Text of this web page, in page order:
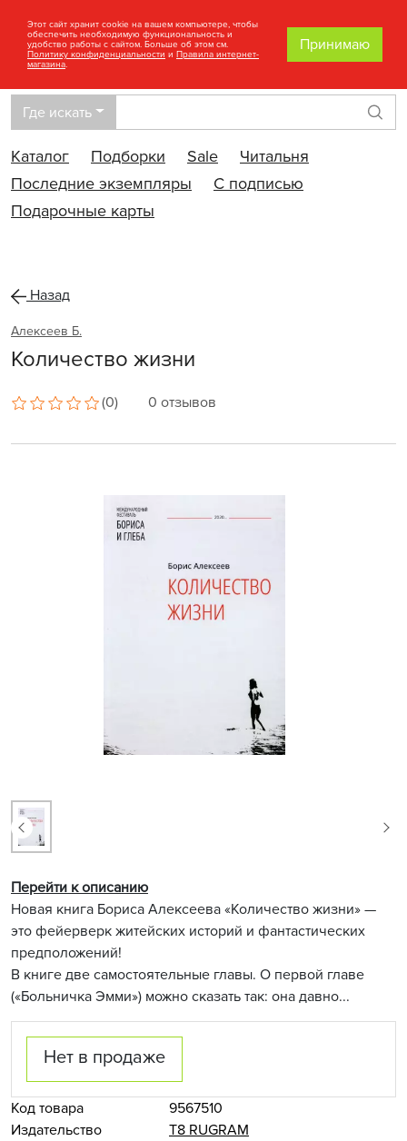
Где искать
Каталог
Подборки Sale
Читальня
Последние экземпляры
С подписью
Подарочные карты
Назад
Алексеев Б.
Количество жизни
(0) 0 отзывов
Новая книга Бориса Алексеева «Количество жизни» —
это фейерверк житейских историй и фантастических
предположений!
В книге две самостоятельные главы. О первой главе
(«Больничка Эмми») можно сказать так: она давно...
Перейти к описанию
Нет в продаже
Код товара
9567510
Издательство
Т8 RUGRAM
Этот сайт хранит cookie на вашем компьютере, чтобы
обеспечить необходимую функциональность и
удобство работы с сайтом. Больше об этом см.
Политику конфиденциальности и Правила интернет-
магазина.
Принимаю